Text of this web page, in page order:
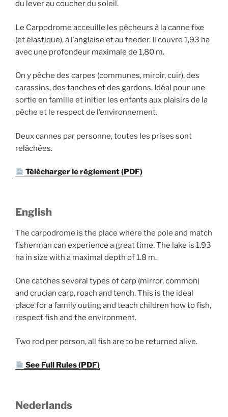
du lever au coucher du soleil.
Le Carpodrome acceuille les pêcheurs à la canne fixe
(et élastique), à l’anglaise et au feeder. Il couvre 1,93 ha
avec une profondeur maximale de 1,80 m.
On y pêche des carpes (communes, miroir, cuir), des
carassins, des tanches et des gardons. Idéal pour une
sortie en famille et initier les enfants aux plaisirs de la
pêche et le respect de l’environnement.
Deux cannes par personne, toutes les prises sont
relâchées.
Télécharger le règlement (PDF)
English
The carpodrome is the place where the pole and match
fisherman can experience a great time. The lake is 1.93
ha in size with a maximal depth of 1.8 m.
One catches several types of carp (mirror, common)
and crucian carp, roach and tench. This is the ideal
place for a family outing and teach children how to fish,
respect fish and the environment.
Two rod per person, all fish are to be returned alive.
See Full Rules (PDF)
Nederlands